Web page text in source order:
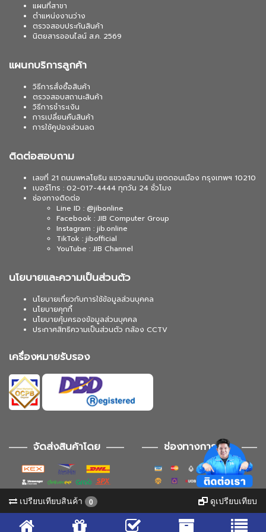
แผนที่สาขา
ตำแหน่งงานว่าง
ตรวจสอบประกันสินค้า
นิตยสารออนไลน์ ส.ค. 2569
แผนกบริการลูกค้า
วิธีการสั่งซื้อสินค้า
ตรวจสอบสถานะสินค้า
วิธีการชำระเงิน
การเปลี่ยนคืนสินค้า
การใช้คูปองส่วนลด
ติดต่อสอบถาม
เลขที่ 21 ถนนพหลโยธิน แขวงสนามบิน เขตดอนเมือง กรุงเทพฯ 10210
เบอร์โทร : 02-017-4444 ทุกวัน 24 ชั่วโมง
ช่องทางติดต่อ
Line ID : @jibonline
Facebook : JIB Computer Group
Instagram : jib.online
TikTok : jibofficial
YouTube : JIB Channel
นโยบายและความเป็นส่วนตัว
นโยบายเกี่ยวกับการใช้ข้อมูลส่วนบุคคล
นโยบายคุกกี้
นโยบายคุ้มครองข้อมูลส่วนบุคคล
ประกาศสิทธิความเป็นส่วนตัว กล้อง CCTV
เครื่องหมายรับรอง
จัดส่งสินค้าโดย ช่องทางการชำระ
ช่องทางการติดตาม
เปรียบเทียบสินค้า 0 ดูเปรียบเทียบ